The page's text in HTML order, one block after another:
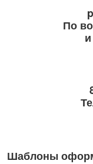
По
Шаблоны